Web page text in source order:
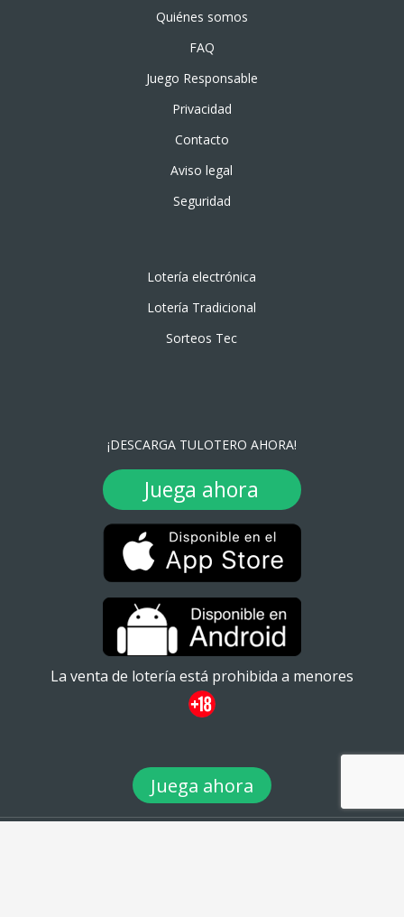
Quiénes somos
FAQ
Juego Responsable
Privacidad
Contacto
Aviso legal
Seguridad
Lotería electrónica
Lotería Tradicional
Sorteos Tec
¡DESCARGA TULOTERO AHORA!
Juega ahora
La venta de lotería está prohibida a menores
Juega ahora